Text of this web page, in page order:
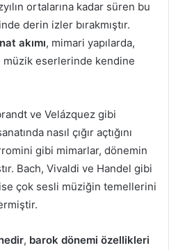
ortalarına kadar süren bu
derin izler bırakmıştır.
akımı, mimari yapılarda,
eserlerinde kendine
ve Velázquez gibi
nasıl çığır açtığını
gibi mimarlar, dönemin
Bach, Vivaldi ve Handel gibi
ise çok sesli müziğin temellerini
, barok dönemi özellikleri